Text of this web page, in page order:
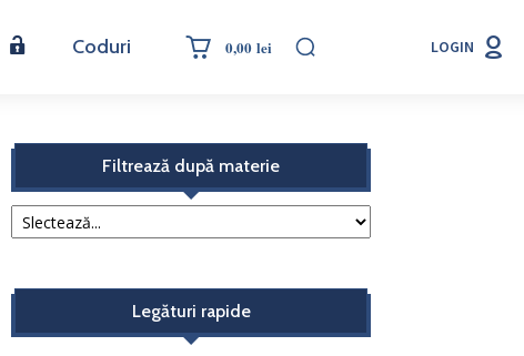
Coduri 0,00 lei LOGIN
Filtrează după materie
Legături rapide